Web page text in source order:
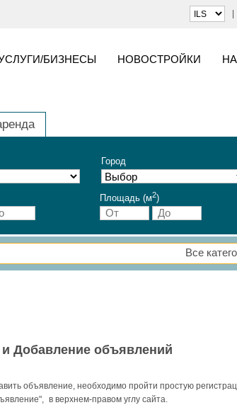
БИЗНЕСЫ НОВОСТРОЙКИ
Город
Площадь (м2)
Все
и Добавление объявлений
объявление, необходимо пройти простую
в верхнем-правом углу сайта.